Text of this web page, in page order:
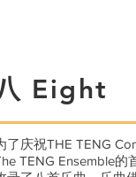
Eight
了庆祝THE TENG
TENG Ensemble的